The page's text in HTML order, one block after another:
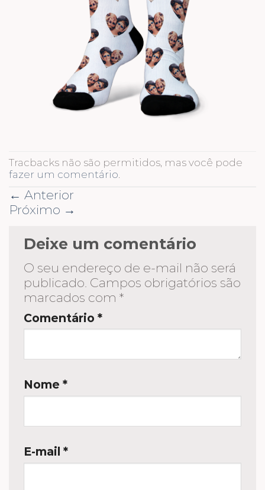
Tracbacks não são permitidos, mas você pode
fazer um comentário.
← Anterior
Próximo →
Deixe um comentário
O seu endereço de e-mail não será
publicado. Campos obrigatórios são
marcados com *
Comentário *
Nome *
E-mail *